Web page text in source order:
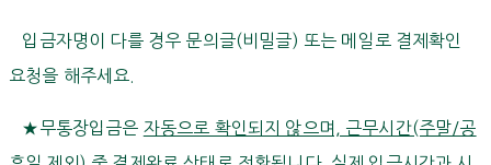
입금자명이 다를 경우 문의글(비밀글) 또는 메일로 결제확인
요청을 해주세요.
★무통장입금은 자동으로 확인되지 않으며, 근무시간(주말/공